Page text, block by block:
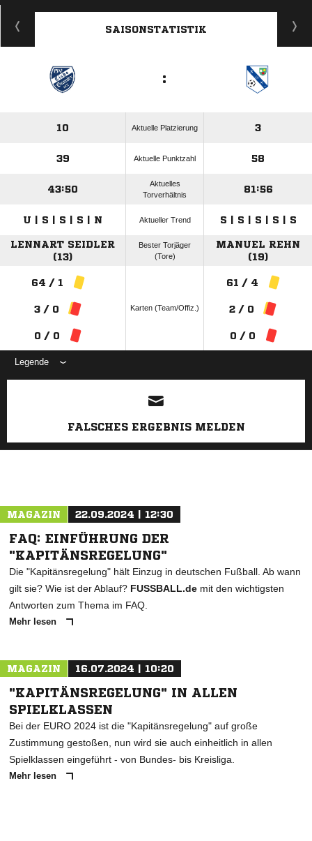
ANZEIGE
SAISONSTATISTIK
:
10 Aktuelle Platzierung 3
39 Aktuelle Punktzahl 58
43:50
Aktuelles
Torverhältnis
81:56
U | S | S | S | N Aktueller Trend S | S | S | S | S
LENNART SEIDLER
(13)
Bester Torjäger
(Tore)
MANUEL REHN
(19)
64 / 1
3 / 0
0 / 0
Karten (Team/Offiz.)
61 / 4
2 / 0
0 / 0
Legende
ANZEIGE
FALSCHES ERGEBNIS MELDEN
MAGAZIN 22.09.2024 | 12:30
FAQ: EINFÜHRUNG DER
"KAPITÄNSREGELUNG"
Die "Kapitänsregelung" hält Einzug in deutschen Fußball. Ab wann
gilt sie? Wie ist der Ablauf? FUSSBALL.de mit den wichtigsten
Antworten zum Thema im FAQ.
Mehr lesen
MAGAZIN 16.07.2024 | 10:20
"KAPITÄNSREGELUNG" IN ALLEN
SPIELKLASSEN
Bei der EURO 2024 ist die "Kapitänsregelung" auf große
Zustimmung gestoßen, nun wird sie auch einheitlich in allen
Spielklassen eingeführt - von Bundes- bis Kreisliga.
Mehr lesen